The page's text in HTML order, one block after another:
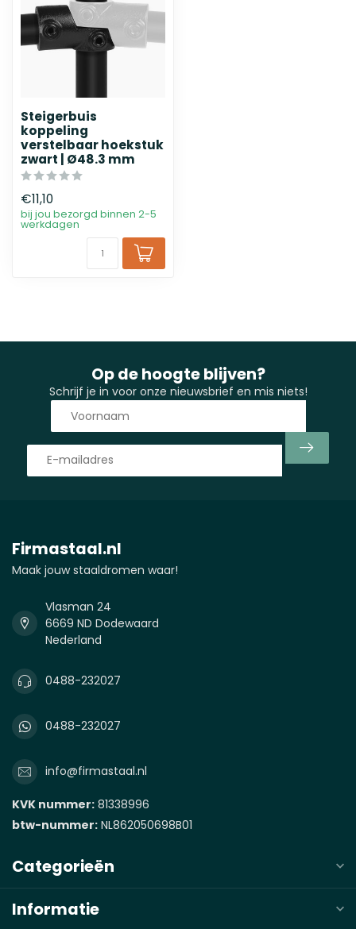
Steigerbuis
koppeling
verstelbaar hoekstuk
zwart | Ø48.3 mm
€11,10
bij jou bezorgd binnen 2-5
werkdagen
Op de hoogte blijven?
Schrijf je in voor onze nieuwsbrief en mis niets!
Firmastaal.nl
Maak jouw staaldromen waar!
Vlasman 24
6669 ND Dodewaard
Nederland
0488-232027
0488-232027
info@firmastaal.nl
KVK nummer: 81338996
btw-nummer: NL862050698B01
Categorieën
Informatie